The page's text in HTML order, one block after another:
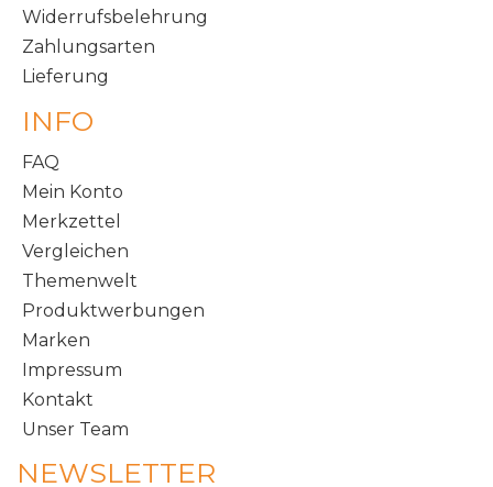
Widerrufsbelehrung
Zahlungsarten
Lieferung
INFO
FAQ
Mein Konto
Merkzettel
Vergleichen
Themenwelt
Produktwerbungen
Marken
Impressum
Kontakt
Unser Team
NEWSLETTER